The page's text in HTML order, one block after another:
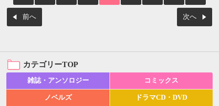
前へ 次へ
カテゴリーTOP
雑誌・アンソロジー コミックス
ノベルズ ドラマCD・DVD